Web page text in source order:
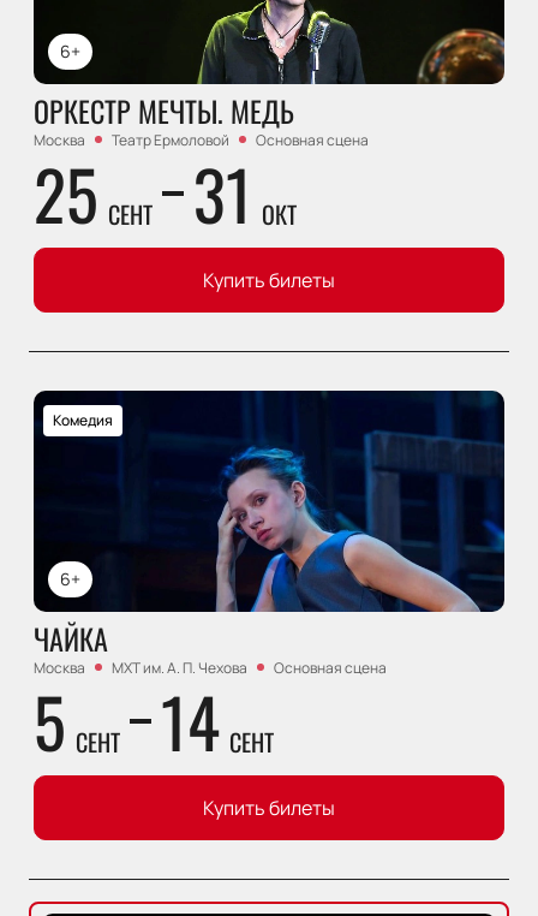
6+
ОРКЕСТР МЕЧТЫ. МЕДЬ
Москва Театр Ермоловой Основная сцена
25 СЕНТ 31 ОКТ
Купить билеты
6+
Комедия
ЧАЙКА
Москва МХТ им. А. П. Чехова Основная сцена
5 СЕНТ 14 СЕНТ
Купить билеты